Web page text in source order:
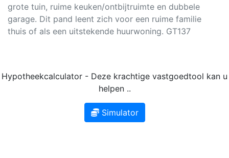
grote tuin, ruime keuken/ontbijtruimte en dubbele
garage. Dit pand leent zich voor een ruime familie
thuis of als een uitstekende huurwoning. GT137
Hypotheekcalculator - Deze krachtige vastgoedtool kan u
helpen ..
Simulator